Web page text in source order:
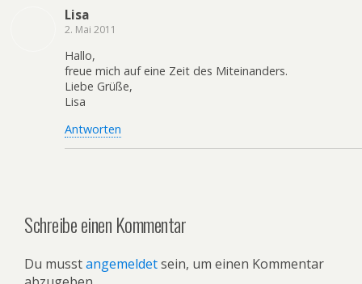
Lisa
2. Mai 2011
Hallo,
freue mich auf eine Zeit des Miteinanders.
Liebe Grüße,
Lisa
Antworten
Schreibe einen Kommentar
Du musstangemeldetsein, um einen Kommentar